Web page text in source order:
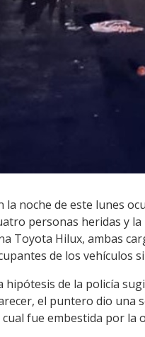
la noche de este lunes
personas heridas y
Toyota Hilux, ambas
de los vehículos
hipótesis de la policía
el puntero dio una
cual fue embestida por la